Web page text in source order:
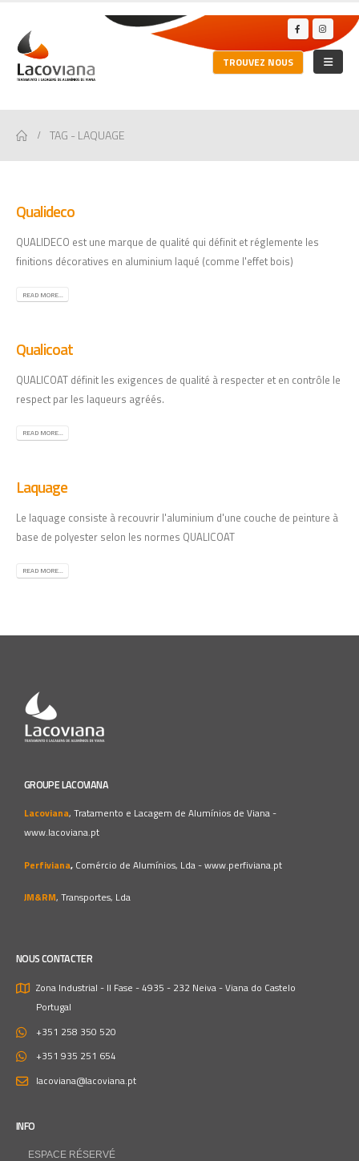
TROUVEZ NOUS
TAG - LAQUAGE
Qualideco
QUALIDECO est une marque de qualité qui définit et réglemente les
finitions décoratives en aluminium laqué (comme l'effet bois)
READ MORE...
Qualicoat
QUALICOAT définit les exigences de qualité à respecter et en contrôle le
respect par les laqueurs agréés.
READ MORE...
Laquage
Le laquage consiste à recouvrir l'aluminium d'une couche de peinture à
base de polyester selon les normes QUALICOAT
READ MORE...
GROUPE LACOVIANA
Lacoviana, Tratamento e Lacagem de Alumínios de Viana -
www.lacoviana.pt
Perfiviana, Comércio de Alumínios, Lda -www.perfiviana.pt
JM&RM, Transportes, Lda
NOUS CONTACTER
Zona Industrial - II Fase - 4935 - 232 Neiva - Viana do Castelo
Portugal
+351 258 350 520
+351 935 251 654
lacoviana@lacoviana.pt
INFO
ESPACE RÉSERVÉ